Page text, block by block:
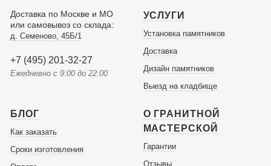
Доставка по Москве и МО
или самовывоз со склада:
д. Семеново, 45Б/1
+7 (495) 201-32-27
Ежедневно с 9:00 до 22:00
УСЛУГИ
Установка памятников
Доставка
Дизайн памятников
Выезд на кладбище
БЛОГ
Как заказать
Сроки изготовления
О ГРАНИТНОЙ
МАСТЕРСКОЙ
Гарантии
Отзывы